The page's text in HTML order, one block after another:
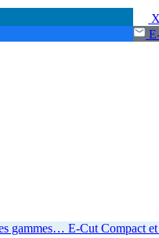
gammes… E-Cut Compact